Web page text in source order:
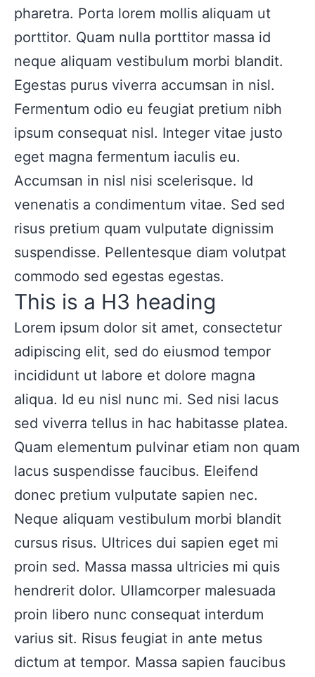
pharetra. Porta lorem mollis aliquam ut
porttitor. Quam nulla porttitor massa id
neque aliquam vestibulum morbi blandit.
Egestas purus viverra accumsan in nisl.
Fermentum odio eu feugiat pretium nibh
ipsum consequat nisl. Integer vitae justo
eget magna fermentum iaculis eu.
Accumsan in nisl nisi scelerisque. Id
venenatis a condimentum vitae. Sed sed
risus pretium quam vulputate dignissim
suspendisse. Pellentesque diam volutpat
commodo sed egestas egestas.
This is a H3 heading
Lorem ipsum dolor sit amet, consectetur
adipiscing elit, sed do eiusmod tempor
incididunt ut labore et dolore magna
aliqua. Id eu nisl nunc mi. Sed nisi lacus
sed viverra tellus in hac habitasse platea.
Quam elementum pulvinar etiam non quam
lacus suspendisse faucibus. Eleifend
donec pretium vulputate sapien nec.
Neque aliquam vestibulum morbi blandit
cursus risus. Ultrices dui sapien eget mi
proin sed. Massa massa ultricies mi quis
hendrerit dolor. Ullamcorper malesuada
proin libero nunc consequat interdum
varius sit. Risus feugiat in ante metus
dictum at tempor. Massa sapien faucibus